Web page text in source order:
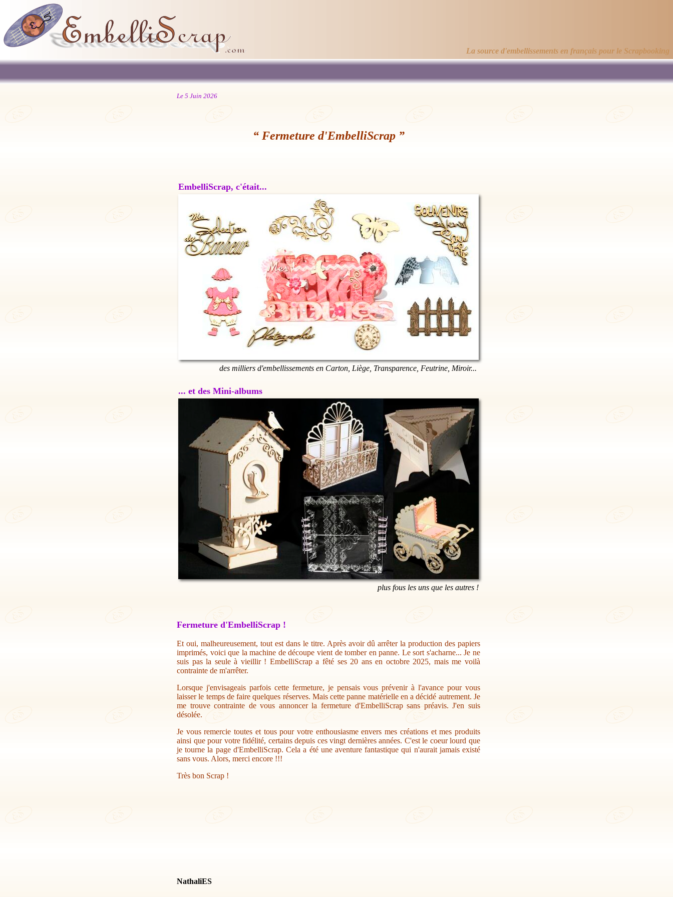
La source d'embellissements en français pour le Scrapbooking
Le 5 Juin 2026
“ Fermeture d'EmbelliScrap ”
EmbelliScrap, c'était...
des milliers d'embellissements en Carton, Liège, Transparence, Feutrine, Miroir...
... et des Mini-albums
plus fous les uns que les autres !
Fermeture d'EmbelliScrap !
Et oui, malheureusement, tout est dans le titre. Après avoir dû arrêter la production des papiers
imprimés, voici que la machine de découpe vient de tomber en panne. Le sort s'acharne... Je ne
suis pas la seule à vieillir ! EmbelliScrap a fêté ses 20 ans en octobre 2025, mais me voilà
contrainte de m'arrêter.
Lorsque j'envisageais parfois cette fermeture, je pensais vous prévenir à l'avance pour vous
laisser le temps de faire quelques réserves. Mais cette panne matérielle en a décidé autrement. Je
me trouve contrainte de vous annoncer la fermeture d'EmbelliScrap sans préavis. J'en suis
désolée.
Je vous remercie toutes et tous pour votre enthousiasme envers mes créations et mes produits
ainsi que pour votre fidélité, certains depuis ces vingt dernières années. C'est le coeur lourd que
je tourne la page d'EmbelliScrap. Cela a été une aventure fantastique qui n'aurait jamais existé
sans vous. Alors, merci encore !!!
Très bon Scrap !
NathaliES